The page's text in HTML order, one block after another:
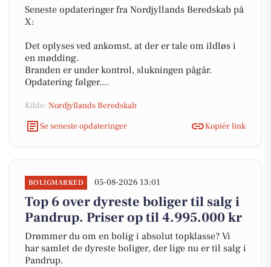
Seneste opdateringer fra Nordjyllands Beredskab på
X:
Det oplyses ved ankomst, at der er tale om ildløs i
en mødding.
Branden er under kontrol, slukningen pågår.
Opdatering følger....
Kilde: Nordjyllands Beredskab
Se seneste opdateringer
Kopiér link
BOLIGMARKED 05-08-2026 13:01
Top 6 over dyreste boliger til salg i
Pandrup. Priser op til 4.995.000 kr
Drømmer du om en bolig i absolut topklasse? Vi
har samlet de dyreste boliger, der lige nu er til salg i
Pandrup.